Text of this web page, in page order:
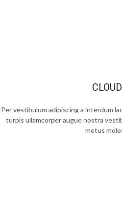
Per vestibulum adipiscing a interdum
turpis ullamcorper augue nostra
metus